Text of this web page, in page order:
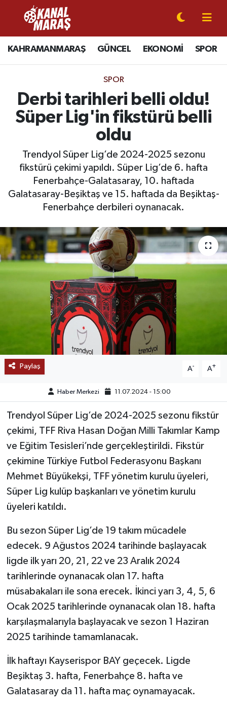
KAHRAMANMARAŞ GÜNCEL EKONOMİ SPOR
SPOR
Derbi tarihleri belli oldu!
Süper Lig'in fikstürü belli
oldu
Trendyol Süper Lig’de 2024-2025 sezonu
fikstürü çekimi yapıldı. Süper Lig’de 6. hafta
Fenerbahçe-Galatasaray, 10. haftada
Galatasaray-Beşiktaş ve 15. haftada da Beşiktaş-
Fenerbahçe derbileri oynanacak.
Paylaş A- A+
Haber Merkezi 11.07.2024 - 15:00
Trendyol Süper Lig’de 2024-2025 sezonu fikstür
çekimi, TFF Riva Hasan Doğan Milli Takımlar Kamp
ve Eğitim Tesisleri’nde gerçekleştirildi. Fikstür
çekimine Türkiye Futbol Federasyonu Başkanı
Mehmet Büyükekşi, TFF yönetim kurulu üyeleri,
Süper Lig kulüp başkanları ve yönetim kurulu
üyeleri katıldı.
Bu sezon Süper Lig’de 19 takım mücadele
edecek. 9 Ağustos 2024 tarihinde başlayacak
ligde ilk yarı 20, 21, 22 ve 23 Aralık 2024
tarihlerinde oynanacak olan 17. hafta
müsabakaları ile sona erecek. İkinci yarı 3, 4, 5, 6
Ocak 2025 tarihlerinde oynanacak olan 18. hafta
karşılaşmalarıyla başlayacak ve sezon 1 Haziran
2025 tarihinde tamamlanacak.
İlk haftayı Kayserispor BAY geçecek. Ligde
Beşiktaş 3. hafta, Fenerbahçe 8. hafta ve
Galatasaray da 11. hafta maç oynamayacak.
CANLI YAYIN
KAHRAMANMARAŞ
GÜNCEL
SPOR
EKONOMİ
GÜNDEM
SAĞLIK
BÖLGE
KEŞFET
POPÜLER
DÜNYA
TREND
MEDYA
OTOMOTİV
TEKNOLOJİ
YAŞAM
KÜLTÜR SANAT
Kahramanmaraş Nöbetçi Eczaneler
Kahramanmaraş Hava Durumu
Kahramanmaraş Namaz Vakitleri
Kahramanmaraş Trafik Yoğunluk Haritası
Süper Lig Puan Durumu ve Fikstür
Tüm Manşetler
Son Dakika Haberleri